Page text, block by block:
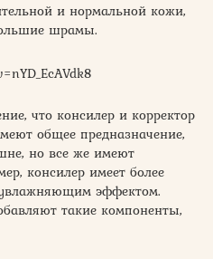
и нормальной кожи,
шрамы.
что консилер и корректор
общее предназначение,
но все же имеют
консилер имеет более
увлажняющим эффектом.
такие компоненты,